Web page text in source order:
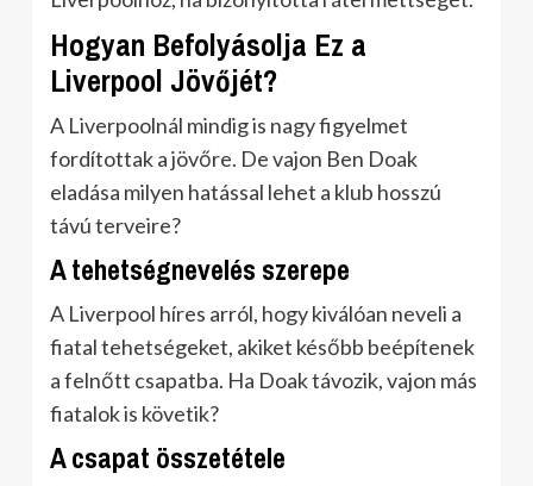
Hogyan Befolyásolja Ez a
Liverpool Jövőjét?
A Liverpoolnál mindig is nagy figyelmet
fordítottak a jövőre. De vajon Ben Doak
eladása milyen hatással lehet a klub hosszú
távú terveire?
A tehetségnevelés szerepe
A Liverpool híres arról, hogy kiválóan neveli a
fiatal tehetségeket, akiket később beépítenek
a felnőtt csapatba. Ha Doak távozik, vajon más
fiatalok is követik?
A csapat összetétele